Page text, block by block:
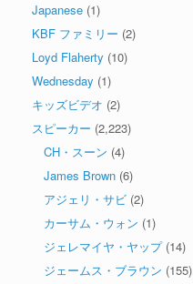
Japanese (1)
KBF ファミリー (2)
Loyd Flaherty (10)
Wednesday (1)
キッズビデオ (2)
スピーカー (2,223)
CH・スーン (4)
James Brown (6)
アジェリ・サビ (2)
カーサム・ウォン (1)
ジェレマイヤ・ヤップ(14)
ジェームス・ブラウン (155)